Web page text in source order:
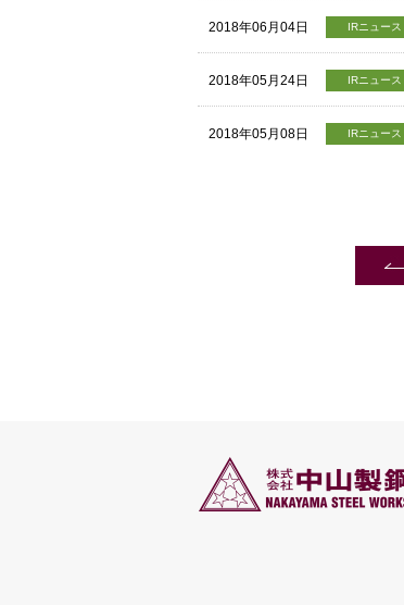
2018年06月04日 IRニュース
2018年05月24日 IRニュース
2018年05月08日 IRニュース